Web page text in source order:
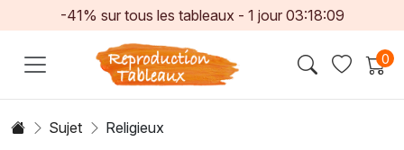
-41% sur tous les tableaux - 1 jour 03:18:07
0
Sujet Religieux